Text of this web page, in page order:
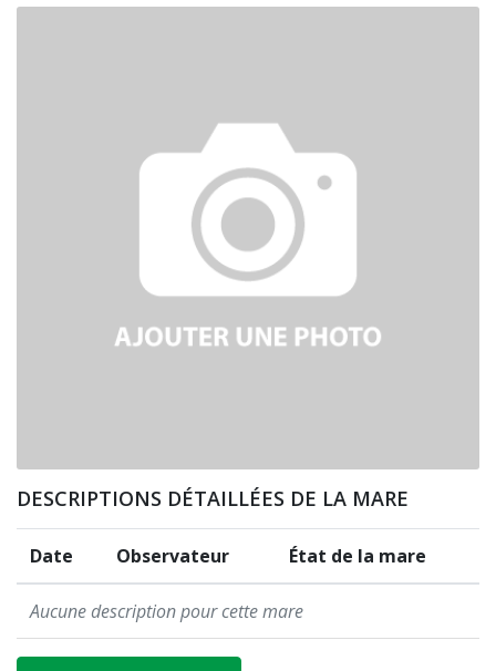
DESCRIPTIONS DÉTAILLÉES DE LA MARE
Date Observateur État de la mare
Aucune description pour cette mare